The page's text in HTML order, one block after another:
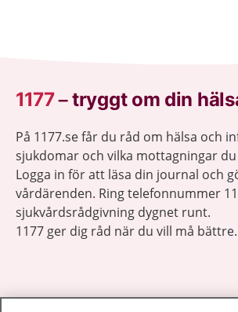
1177–tryggt om din
På 1177.se får du råd om hälsa och
sjukdomar och vilka mottagningar
Logga in för att läsa din journal och
vårdärenden. Ring telefonnummer
sjukvårdsrådgivning dygnet runt.
1177 ger dig råd när du vill må bättre.